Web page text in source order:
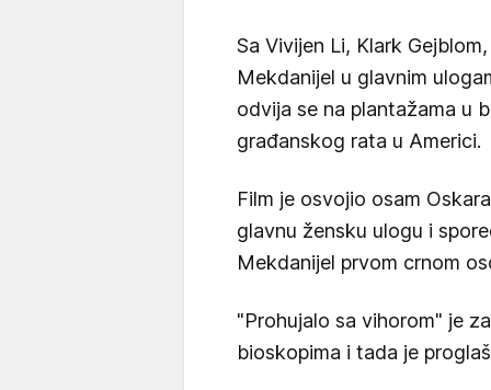
Sa Vivijen Li, Klark
Mekdanijel u glavnim
odvija se na plantažama u
građanskog rata u Americi.
Film je osvojio osam
glavnu žensku ulogu i
Mekdanijel prvom crnom
"Prohujalo sa vihorom" je
bioskopima i tada je